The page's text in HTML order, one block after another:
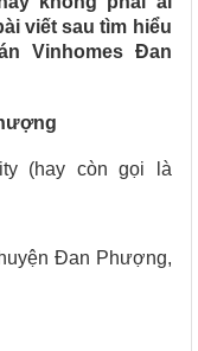
viết sau tìm hiểu
Vinhomes Đan
(hay còn gọi là
Đan Phượng,